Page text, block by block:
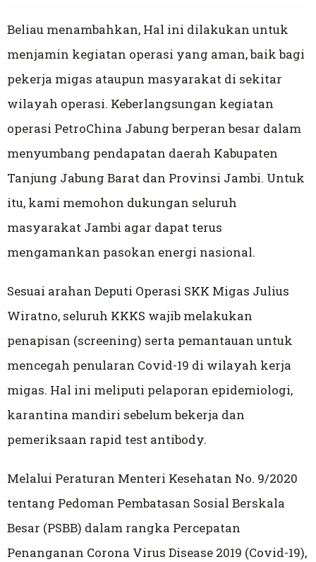
Beliau menambahkan, Hal ini dilakukan untuk
menjamin kegiatan operasi yang aman, baik bagi
pekerja migas ataupun masyarakat di sekitar
wilayah operasi. Keberlangsungan kegiatan
operasi PetroChina Jabung berperan besar dalam
menyumbang pendapatan daerah Kabupaten
Tanjung Jabung Barat dan Provinsi Jambi. Untuk
itu, kami memohon dukungan seluruh
masyarakat Jambi agar dapat terus
mengamankan pasokan energi nasional.
Sesuai arahan Deputi Operasi SKK Migas Julius
Wiratno, seluruh KKKS wajib melakukan
penapisan (screening) serta pemantauan untuk
mencegah penularan Covid-19 di wilayah kerja
migas. Hal ini meliputi pelaporan epidemiologi,
karantina mandiri sebelum bekerja dan
pemeriksaan rapid test antibody.
Melalui Peraturan Menteri Kesehatan No. 9/2020
tentang Pedoman Pembatasan Sosial Berskala
Besar (PSBB) dalam rangka Percepatan
Penanganan Corona Virus Disease 2019 (Covid-19),